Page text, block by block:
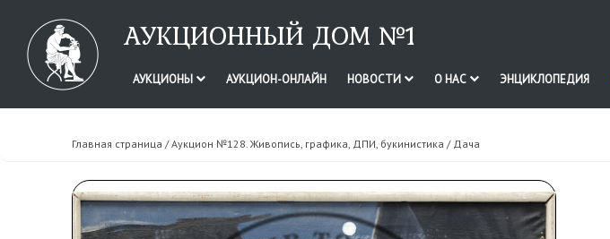
АУКЦИОННЫЙ ДОМ №1
АУКЦИОНЫ АУКЦИОН-ОНЛАЙН НОВОСТИ О НАС ЭНЦИКЛОПЕДИЯ
Главная страница /Аукцион №128. Живопись, графика, ДПИ, букинистика / Дача